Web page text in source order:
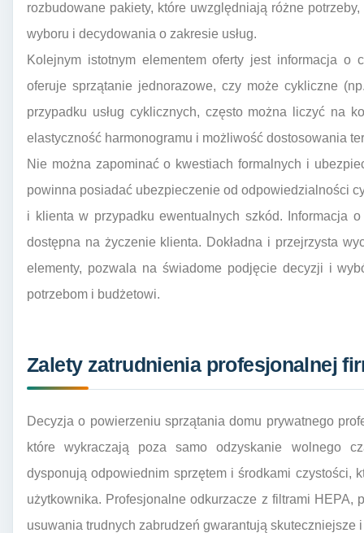
rozbudowane pakiety, które uwzględniają różne
wyboru i decydowania o zakresie usług.
Kolejnym istotnym elementem oferty jest informacja o
oferuje sprzątanie jednorazowe, czy może cykliczne
przypadku usług cyklicznych, często można liczyć na
elastyczność harmonogramu i możliwość dostosowania
Nie można zapominać o kwestiach formalnych i
powinna posiadać ubezpieczenie od odpowiedzialności
i klienta w przypadku ewentualnych szkód. Informacja
dostępna na życzenie klienta. Dokładna i przejrzysta
elementy, pozwala na świadome podjęcie decyzji i
potrzebom i budżetowi.
Zalety zatrudnienia profesjonalnej
Decyzja o powierzeniu sprzątania domu prywatnego
które wykraczają poza samo odzyskanie wolnego
dysponują odpowiednim sprzętem i środkami czystości,
użytkownika. Profesjonalne odkurzacze z filtrami HEPA,
usuwania trudnych zabrudzeń gwarantują skuteczniejsze